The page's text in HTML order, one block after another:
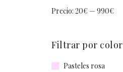
Precio: 20€ —990€
Filtrar por color
Pasteles rosa